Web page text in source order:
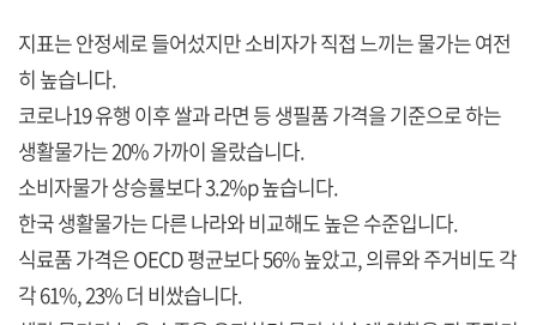
지표는 안정세로 들어섰지만 소비자가 직접 느끼는 물가는 여전
히 높습니다.
코로나19 유행 이후 쌀과 라면 등 생필품 가격을 기준으로 하는
생활물가는 20% 가까이 올랐습니다.
소비자물가 상승률보다 3.2%p 높습니다.
한국 생활물가는 다른 나라와 비교해도 높은 수준입니다.
식료품 가격은 OECD 평균보다 56% 높았고, 의류와 주거비도 각
각 61%, 23% 더 비쌌습니다.